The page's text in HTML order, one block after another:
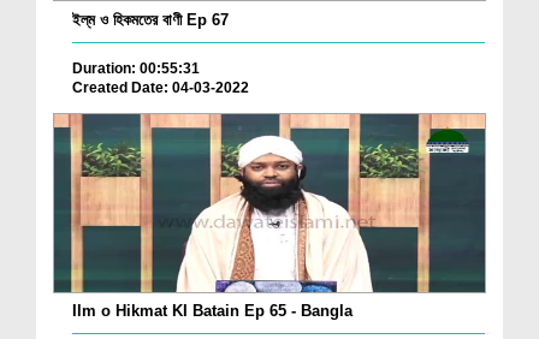
ইল্‌ম ও হিকমতের বাণী Ep 67
Duration: 00:55:31
Created Date: 04-03-2022
Ilm o Hikmat KI Batain Ep 65 - Bangla